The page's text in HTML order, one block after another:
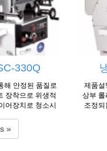
330Q
해 안정된 품질로
장착으로 위생적
어장치로 청소시
되는 연마장치 부
지식 스위치레버
»
제품설
상부 롤
조정되
트식
스테